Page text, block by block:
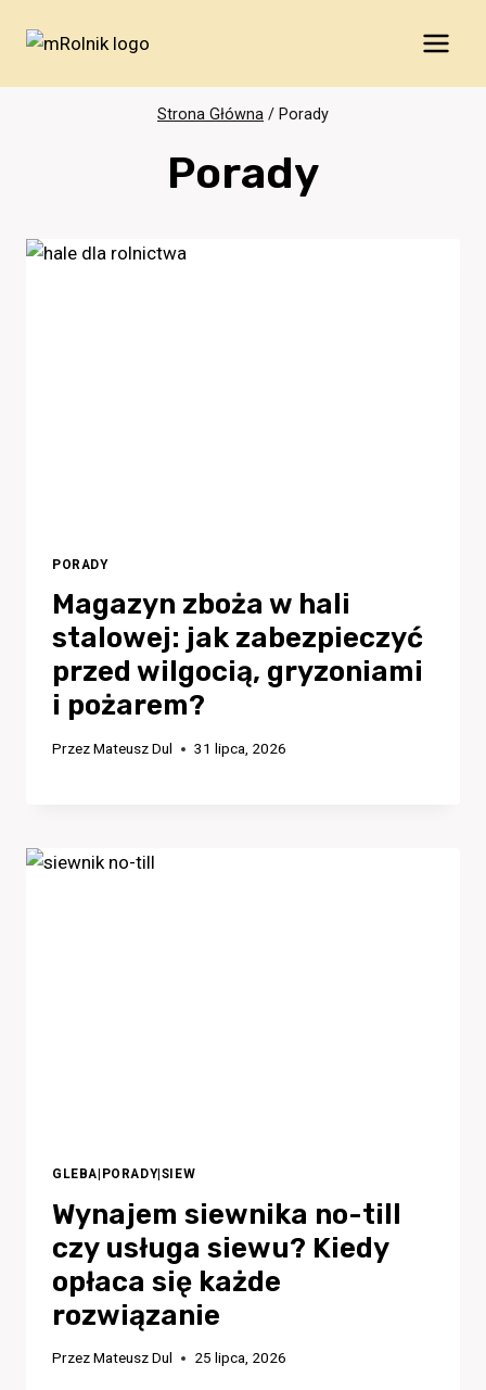
Strona Główna / Porady
Porady
PORADY
Magazyn zboża w hali
stalowej: jak zabezpieczyć
przed wilgocią, gryzoniami
i pożarem?
PrzezMateusz Dul 31 lipca, 2026
GLEBA| PORADY|SIEW
Wynajem siewnika no-till
czy usługa siewu? Kiedy
opłaca się każde
rozwiązanie
PrzezMateusz Dul 25 lipca, 2026